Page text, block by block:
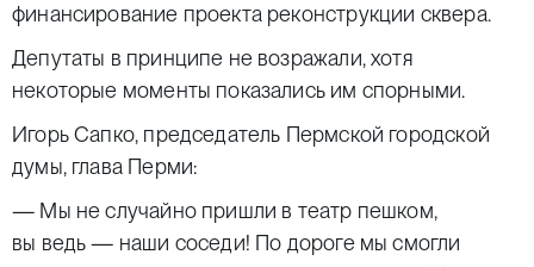
финансирование проекта реконструкции сквера.
Депутаты в принципе не возражали, хотя
некоторые моменты показались им спорными.
Игорь Сапко, председатель Пермской городской
думы, глава Перми:
— Мы не случайно пришли в театр пешком,
вы ведь — наши соседи! По дороге мы смогли